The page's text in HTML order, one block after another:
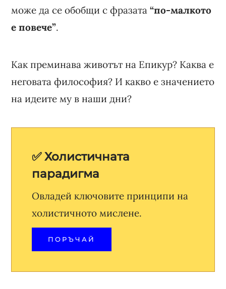
може да се обобщи с фразата“по-малкото
е повече”.
Как преминава животът на Епикур? Каква е
неговата философия? И какво е значението
на идеите му в наши дни?
✅ Холистичната
парадигма
Овладей ключовите принципи на
холистичното мислене.
ПОРЪЧАЙ